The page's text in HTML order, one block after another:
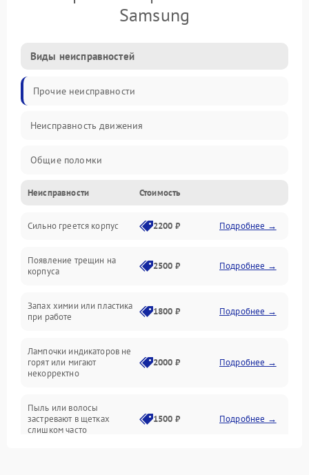
Samsung
Виды неисправностей
Прочие неисправности
Неисправность движения
Общие поломки
Неисправность датчиков
Неисправность программного обеспечения
Проблемы с сигналом
Батарея
Программные сбои
Неисправности Стоимость
Сильно греется корпус 2200 ₽ Подробнее →
Появление трещин на
корпуса
2500 ₽ Подробнее →
Запах химии или пластика
при работе
1800 ₽ Подробнее →
Лампочки индикаторов не
горят или мигают
некорректно
2000 ₽ Подробнее →
Пыль или волосы
застревают в щетках
слишком часто
1500 ₽ Подробнее →